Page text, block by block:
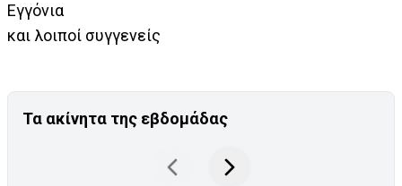
Εγγόνια
και λοιποί συγγενείς
Τα ακίνητα της εβδομάδας